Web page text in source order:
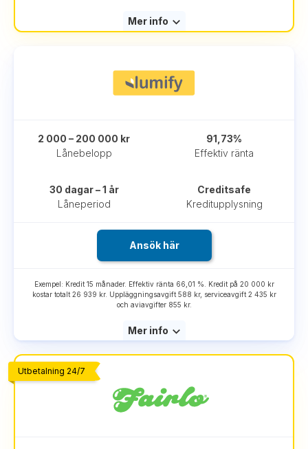
Mer info
Lånebelopp
2 000 – 200 000 kr
Effektiv ränta
91,73%
Låneperiod
30 dagar – 1 år
Kreditupplysning
Creditsafe
Ansök här
Exempel: Kredit 15 månader. Effektiv ränta 66,01 %. Kredit på 20 000 kr
kostar totalt 26 939 kr. Uppläggningsavgift 588 kr, serviceavgift 2 435 kr
och aviavgifter 855 kr.
Mer info
Utbetalning 24/7